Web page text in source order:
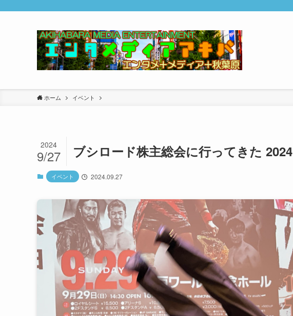
ホーム イベント
ブシロード株主総会に行ってきた 2024
2024
9/27
イベント 2024.09.27